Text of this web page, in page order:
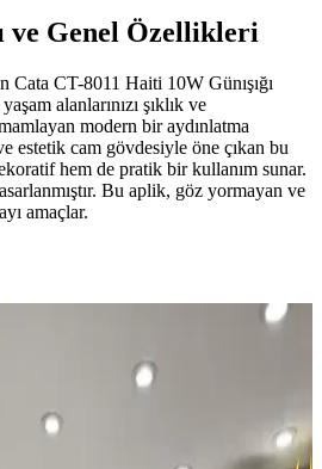
ve Genel Özellikleri
Cata CT-8011 Haiti 10W Günışığı
alanlarınızı şıklık ve
modern bir aydınlatma
estetik cam gövdesiyle öne çıkan bu
hem de pratik bir kullanım sunar.
Bu aplik, göz yormayan ve
amaçlar.
boyanması, mekânın aydınlık, temiz
Doğru yüzey hazırlığı ve boya seçimi
gelir.